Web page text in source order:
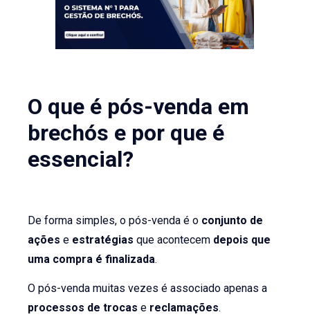
O que é pós-venda em
brechós e por que é
essencial?
De forma simples, o pós-venda é o conjunto de
ações e estratégiasque acontecem depois que
uma compra é finalizada.
O pós-venda muitas vezes é associado apenas a
processos de trocase reclamações.